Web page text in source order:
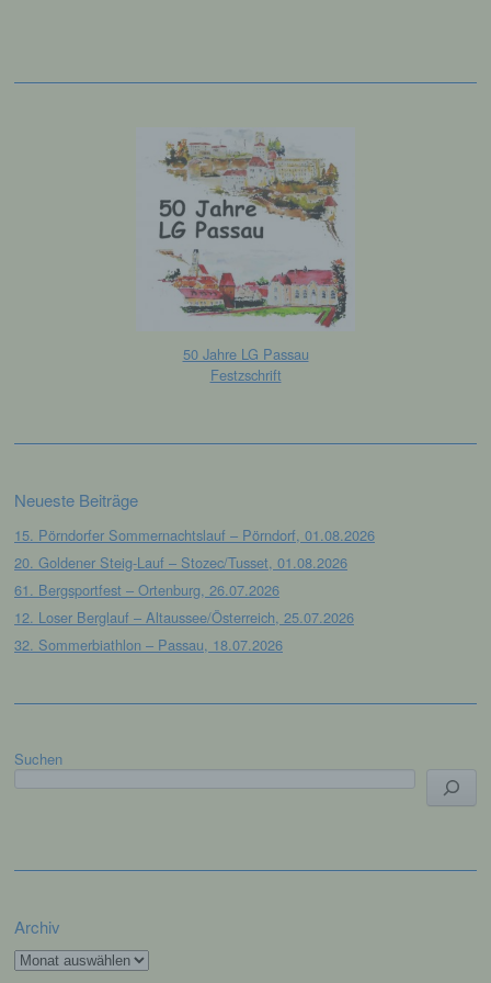
50 Jahre LG Passau
Festzschrift
Neueste Beiträge
15. Pörndorfer Sommernachtslauf – Pörndorf, 01.08.2026
20. Goldener Steig-Lauf – Stozec/Tusset, 01.08.2026
61. Bergsportfest – Ortenburg, 26.07.2026
12. Loser Berglauf – Altaussee/Österreich, 25.07.2026
32. Sommerbiathlon – Passau, 18.07.2026
Suchen
Archiv
Archiv
Einwilligung ist jede von der betroffenen
informierter Weise und unmissverständlich
abgegebene Willensbekundung in Form
einer Erklärung oder einer sonstigen
eindeutigen bestätigenden Handlung, mit der
die betroffene Person zu verstehen gibt, dass
sie mit der Verarbeitung der sie betreffenden
personenbezogenen Daten einverstanden
Name und Anschrift des für die Verarbeitung
Grundverordnung, sonstiger in den Mitgliedstaaten
mit datenschutzrechtlichem Charakter ist die:
Leichtathletik Gemeinschaft Passau
Siegfried Kapfer
Göttweiger Str. 45
Deutschland
SessionStorage. Dies dient dazu, unser Angebot
eine Technologie, mit welcher ihr Browser Daten
auf Ihrem Computer oder mobilen Gerät
abspeichert. Cookies sind Textdateien, welche